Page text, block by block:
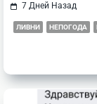
7 Дней Назад
ЛИВНИ НЕПОГОДА